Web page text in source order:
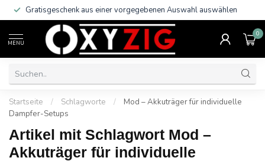
Gratisgeschenk aus einer vorgegebenen Auswahl auswählen
MENU
0
Startseite / Schlagworte /
Mod – Akkuträger für individuelle
Dampfer-Setups
Artikel mit Schlagwort Mod –
Akkuträger für individuelle